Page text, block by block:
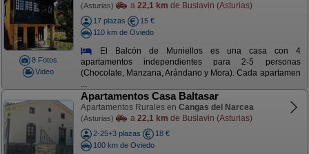
8 Fotos
Video
(Asturias) a 22,1 km de Buslavin (Asturias)
17 plazas
15 €
110 km de Oviedo
El Balcón de Muniellos es una casa con 4
apartamentos independientes para 2-5 personas
(Chocolate, Manzana, Arándano y Mora). Cada apartamen
...
Apartamentos Casa Baltasar
Apartamentos Rurales en Cangas del Narcea
(Asturias) a 22,1 km de Buslavin (Asturias)
2-25+3 plazas
18 €
100 km de Oviedo